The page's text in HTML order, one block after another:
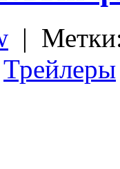
|
Трейлеры